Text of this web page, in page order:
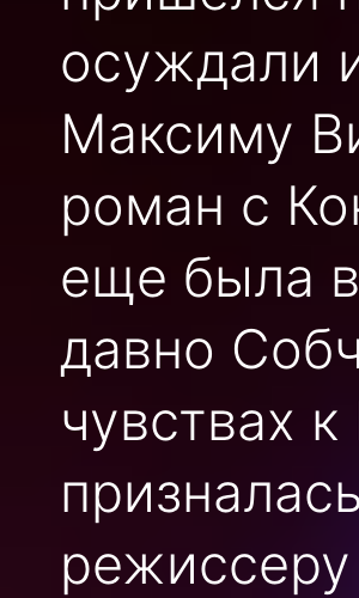
осуждали
Максиму
роман с
еще была
давно
чувствах